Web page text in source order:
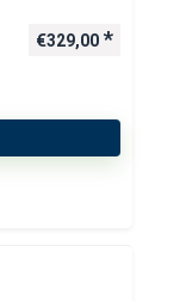
€329,00